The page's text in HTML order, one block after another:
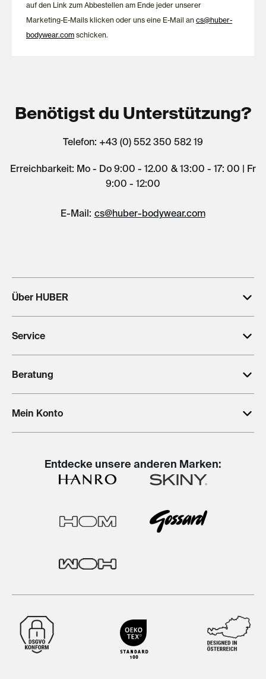
auf den Link zum Abbestellen am Ende jeder unserer
Marketing-E-Mails klicken oder uns eine E-Mail ancs@huber-
bodywear.com schicken.
Benötigst du Unterstützung?
Telefon: +43 (0) 552 350 582 19
Erreichbarkeit: Mo - Do 9:00 - 12.00 & 13:00 - 17: 00 | Fr
9:00 - 12:00
E-Mail: cs@huber-bodywear.com
Über HUBER
Service
Beratung
Mein Konto
Entdecke unsere anderen Marken: